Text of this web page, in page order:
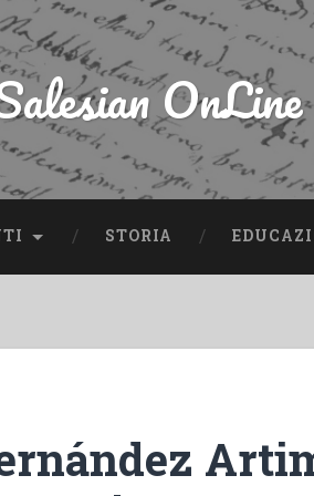
STORIA